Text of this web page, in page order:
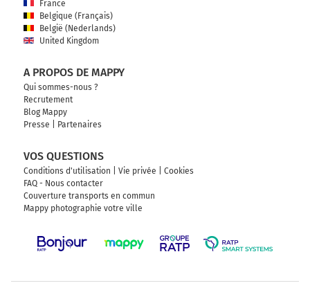
France
Belgique (Français)
België (Nederlands)
United Kingdom
A PROPOS DE MAPPY
Qui sommes-nous ?
Recrutement
Blog Mappy
Presse
Partenaires
VOS QUESTIONS
Conditions d'utilisation Vie privée
Cookies
FAQ - Nous contacter
Couverture transports en commun
Mappy photographie votre ville